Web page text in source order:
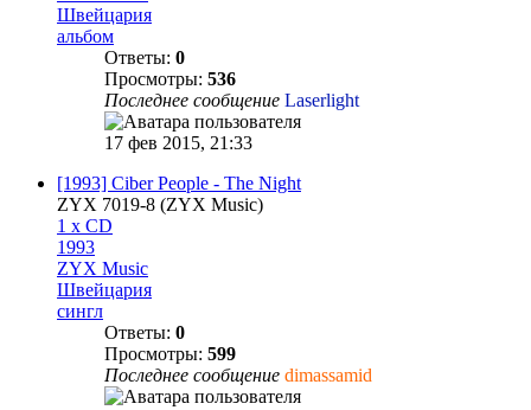
Швейцария
альбом
Ответы: 0
Просмотры: 536
Последнее сообщение Laserlight
17 фев 2015, 21:33
[1993] Ciber People - The Night
ZYX 7019-8 (ZYX Music)
1 x CD
1993
ZYX Music
Швейцария
сингл
Ответы: 0
Просмотры: 599
Последнее сообщение dimassamid